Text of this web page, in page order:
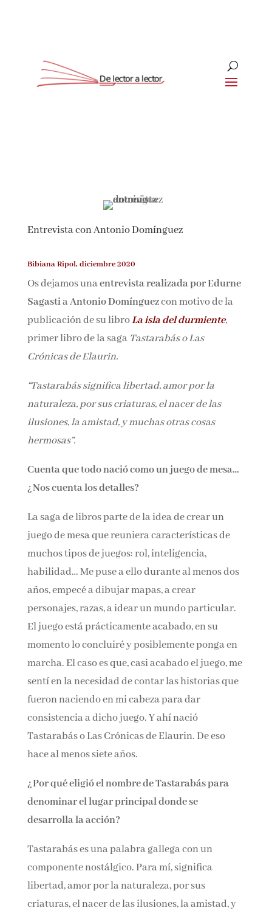
Entrevista con Antonio Domínguez
Bibiana Ripol, diciembre 2020
Os dejamos una entrevista realizada por
Edurne SagastiaAntonio Domínguezcon
motivo de la publicación de su libroLa isla del
durmiente, primer libro de la sagaTastarabás
o Las Crónicas de Elaurin.
“Tastarabás significa libertad, amor por la
naturaleza, por sus criaturas, el nacer de las
ilusiones, la amistad, y muchas otras cosas
hermosas”.
Cuenta que todo nació como un juego de
mesa… ¿Nos cuenta los detalles?
La saga de libros parte de la idea de crear un
juego de mesa que reuniera características de
muchos tipos de juegos: rol, inteligencia,
habilidad… Me puse a ello durante al menos
dos años, empecé a dibujar mapas, a crear
personajes, razas, a idear un mundo particular.
El juego está prácticamente acabado, en su
momento lo concluiré y posiblemente ponga en
marcha. El caso es que, casi acabado el juego,
me sentí en la necesidad de contar las historias
que fueron naciendo en mi cabeza para dar
consistencia a dicho juego. Y ahí nació
Tastarabás o Las Crónicas de Elaurin. De eso
hace al menos siete años.
¿Por qué eligió el nombre de Tastarabás para
denominar el lugar principal donde se
desarrolla la acción?
Tastarabás es una palabra gallega con un
componente nostálgico. Para mí, significa
libertad, amor por la naturaleza, por sus
criaturas, el nacer de las ilusiones, la amistad, y
Suscríbete
Únete a nuestra comunidad de amantes de la
Nombre*
de privacidad